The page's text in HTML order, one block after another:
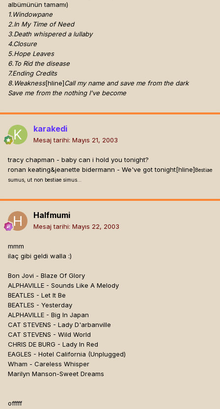
albümünün tamamı)
1.Windowpane
2.In My Time of Need
3.Death whispered a lullaby
4.Closure
5.Hope Leaves
6.To Rid the disease
7.Ending Credits
8.Weakness[hline]Call my name and save me from the dark
Save me from the nothing I've become
karakedi
Mesaj tarihi: Mayıs 21, 2003
tracy chapman - baby can i hold you tonight?
ronan keating&jeanette bidermann - We've got tonight[hline] Bestiae
sumus, ut non bestiae simus...
Halfmumi
Mesaj tarihi: Mayıs 22, 2003
mmm
ilaç gibi geldi walla :)
Bon Jovi - Blaze Of Glory
ALPHAVILLE - Sounds Like A Melody
BEATLES - Let It Be
BEATLES - Yesterday
ALPHAVILLE - Big In Japan
CAT STEVENS - Lady D'arbanville
CAT STEVENS - Wild World
CHRIS DE BURG - Lady In Red
EAGLES - Hotel California (Unplugged)
Wham - Careless Whisper
Marilyn Manson-Sweet Dreams
offfff